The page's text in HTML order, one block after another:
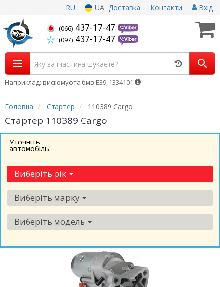
RU UA Доставка Контакти Вхід
(066) 437-17-47
(097) 437-17-47
Наприклад: вискомуфта бмв Е39, 1334101
Головна Стартер 110389 Cargo
Стартер 110389 Cargo
Уточніть
автомобіль:
Виберіть рік
Виберіть марку
Виберіть модель